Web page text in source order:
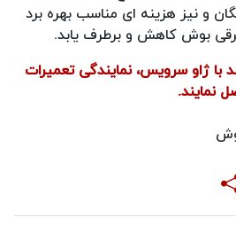
و نیز هزینه ای مناسب بهره برد
بوش کاهش و برطرف یابد.
با ژاو سرویس، نمایندگی تعمیرات
نمایند.